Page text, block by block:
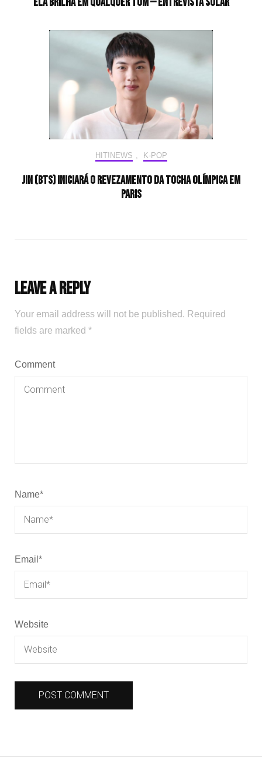
HIT!NEWS , K-POP
Jin (BTS) iniciará o revezamento da tocha olímpica em
Paris
Leave a Reply
Your email address will not be published. Required
fields are marked *
Comment
Name*
Email *
Website